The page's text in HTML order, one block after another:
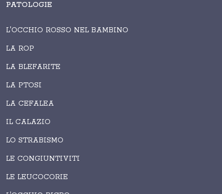
PATOLOGIE
L'OCCHIO ROSSO NEL BAMBINO
LA ROP
LA BLEFARITE
LA PTOSI
LA CEFALEA
IL CALAZIO
LO STRABISMO
LE CONGIUNTIVITI
LE LEUCOCORIE